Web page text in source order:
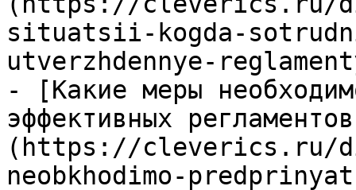
situatsii-kogda-
utverzhdennye-
- [Какие меры
эффективных
(https://cleverics.ru/
neobkhodimo-